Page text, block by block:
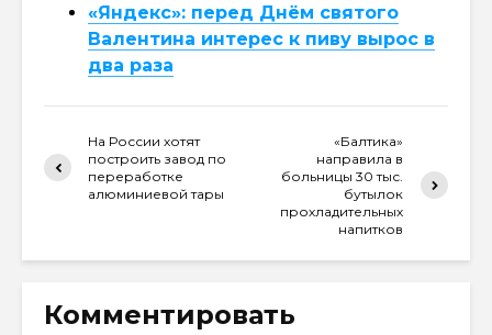
«Яндекс»: перед Днём святого
Валентина интерес к пиву вырос в
два раза
На России хотят
построить завод по
переработке
алюминиевой тары
«Балтика»
направила в
больницы 30 тыс.
бутылок
прохладительных
напитков
Комментировать